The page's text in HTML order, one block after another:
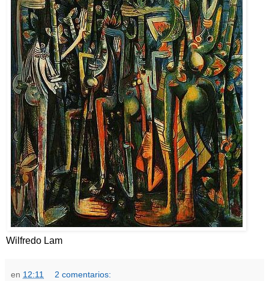
Wilfredo Lam
en 12:11 2 comentarios: